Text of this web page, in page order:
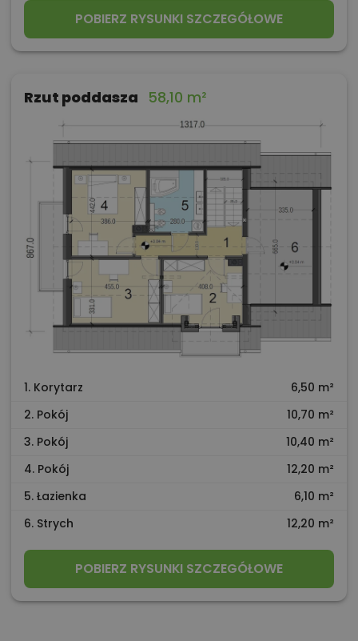
POBIERZ RYSUNKI SZCZEGÓŁOWE
Rzut poddasza 58,10 m²
1. Korytarz
6,50 m²
2. Pokój
10,70 m²
3. Pokój
10,40 m²
4. Pokój
12,20 m²
5. Łazienka
6,10 m²
6. Strych
12,20 m²
POBIERZ RYSUNKI SZCZEGÓŁOWE